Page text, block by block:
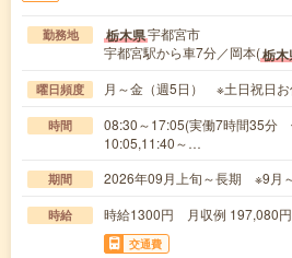
勤務地 栃木県宇都宮市
宇都宮駅から車7分／岡本(栃木
曜日頻度 月～金（週5日） ※土日祝日お
時間
08:30～17:05(実働7時間35分
10:05,11:40～…
期間 2026年09月上旬～長期 ※9月
時給 時給1300円 月収例 197,080
交通費